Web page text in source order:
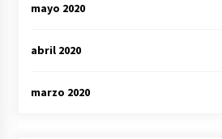
mayo 2020
abril 2020
marzo 2020